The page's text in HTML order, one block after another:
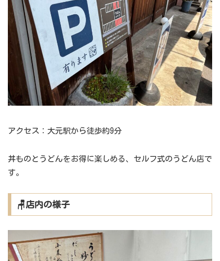
アクセス：大元駅から徒歩約9分
丼ものとうどんをお得に楽しめる、セルフ式のうどん店で
す。
🪑店内の様子